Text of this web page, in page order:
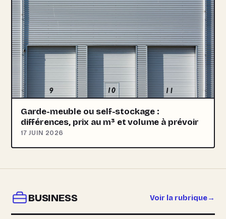
Garde-meuble ou self-stockage :
différences, prix au m³ et volume à prévoir
17 JUIN 2026
BUSINESS Voir la rubrique